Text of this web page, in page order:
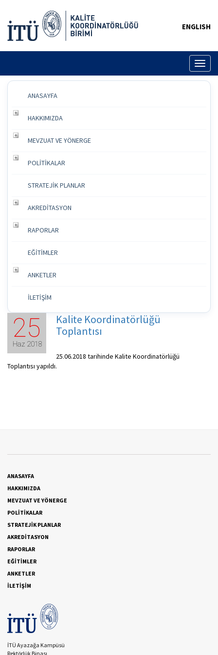
ENGLISH
ANASAYFA
HAKKIMIZDA
MEVZUAT VE YÖNERGE
POLİTİKALAR
STRATEJİK PLANLAR
AKREDİTASYON
RAPORLAR
EĞİTİMLER
ANKETLER
İLETİŞİM
25
Haz 2018
Kalite Koordinatörlüğü
Toplantısı
25.06.2018 tarihinde Kalite Koordinatörlüğü
Toplantısı yapıldı.
ANASAYFA
HAKKIMIZDA
MEVZUAT VE YÖNERGE
POLİTİKALAR
STRATEJİK PLANLAR
AKREDİTASYON
RAPORLAR
EĞİTİMLER
ANKETLER
İLETİŞİM
İTÜ Ayazağa Kampüsü
Rektörlük Binası